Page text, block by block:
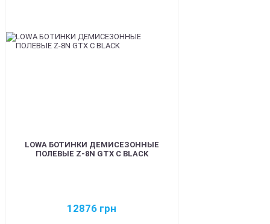
LOWA БОТИНКИ ДЕМИСЕЗОННЫЕ
ПОЛЕВЫЕ Z-8N GTX C BLACK
12876 грн